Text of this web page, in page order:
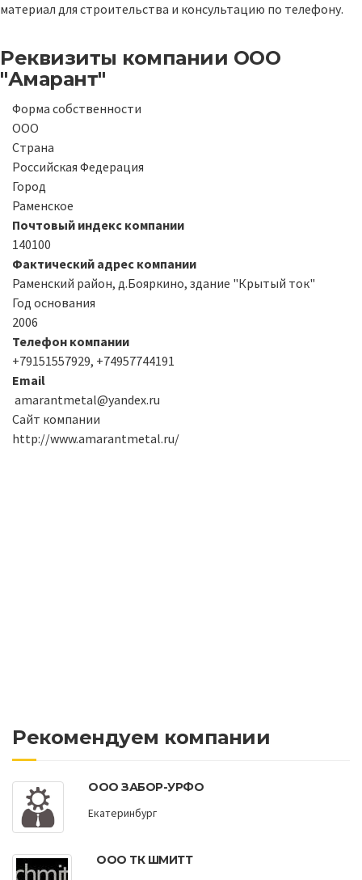
материал для строительства и консультацию по телефону.
Реквизиты компании ООО
"Амарант"
Форма собственности
ООО
Страна
Российская Федерация
Город
Раменское
Почтовый индекс компании
140100
Фактический адрес компании
Раменский район, д.Бояркино, здание "Крытый ток"
Год основания
2006
Телефон компании
+79151557929, +74957744191
Email
amarantmetal@yandex.ru
Сайт компании
http://www.amarantmetal.ru/
Рекомендуем компании
ООО ЗАБОР-УРФО
Екатеринбург
ООО ТК ШМИТТ